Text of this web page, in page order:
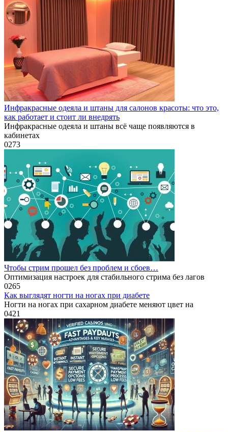
Инфракрасные одеяла и штаны для салонов красоты: что это,
как работает и стоит ли внедрять
Инфракрасные одеяла и штаны всё чаще появляются в
кабинетах
0273
Чтобы стрим прошел без проблем и сбоев…
Оптимизация настроек для стабильного стрима без лагов
0265
Как выглядят ногти на ногах при диабете
Ногти на ногах при сахарном диабете меняют цвет на
0421